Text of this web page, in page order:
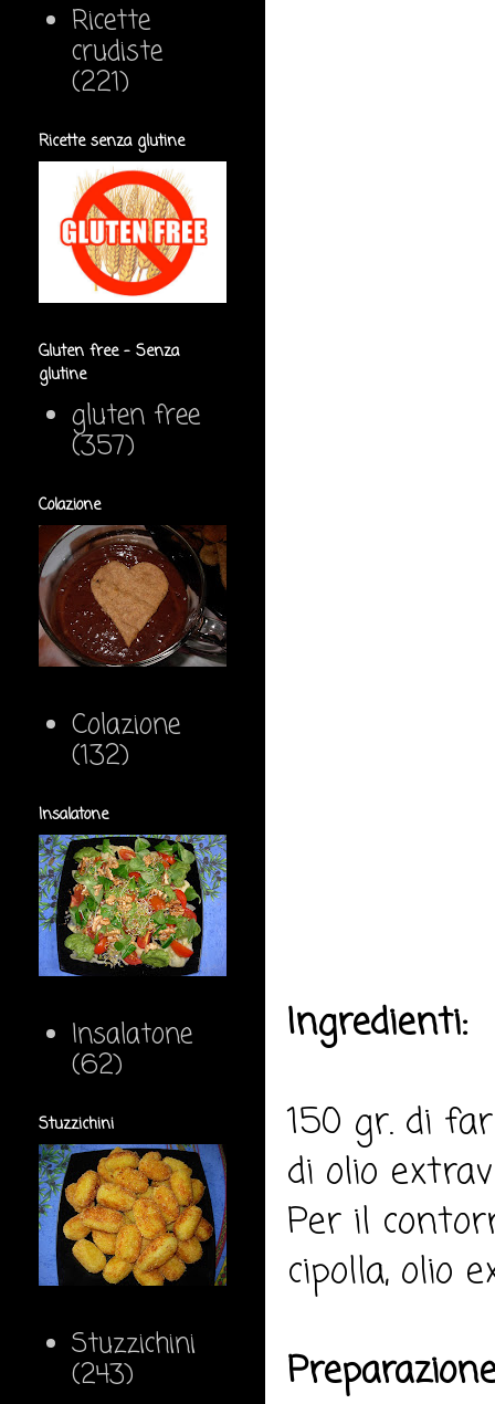
Ingredienti:
150 gr. di
di olio
Per il
cipolla, olio
Ricette
crudiste
(221)
Ricette senza glutine
Gluten free - Senza
glutine
gluten free
(357)
Colazione
Colazione
(132)
Insalatone
Insalatone
(62)
Stuzzichini
Stuzzichini
(243)